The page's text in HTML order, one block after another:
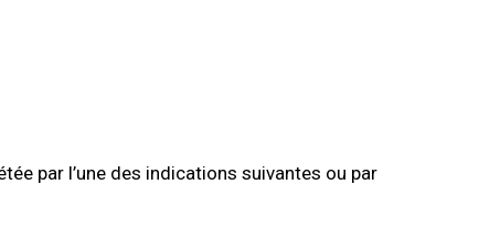
par l’une des indications suivantes ou par